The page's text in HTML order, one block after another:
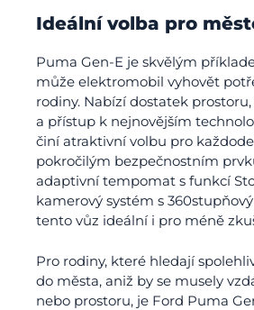
Ideální volba pro
Puma Gen-E je skvělým
může elektromobil vyhovět
rodiny. Nabízí dostatek
a přístup k nejnovějším
činí atraktivní volbu pro
pokročilým bezpečnostním
adaptivní tempomat s funkcí
kamerový systém s
tento vůz ideální i pro méně
Pro rodiny, které hledají
do města, aniž by se musely
nebo prostoru, je Ford Puma